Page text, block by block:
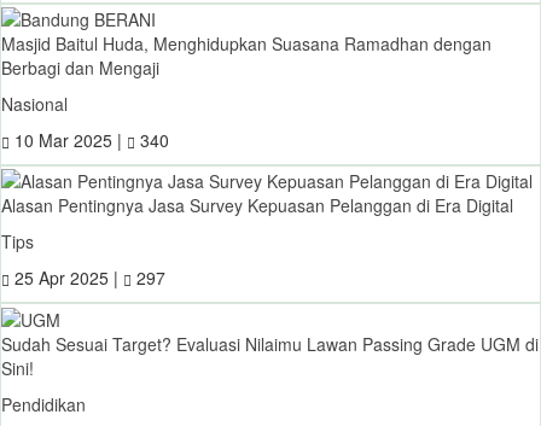
Masjid Baitul Huda, Menghidupkan Suasana Ramadhan dengan
Berbagi dan Mengaji
Nasional
10 Mar 2025 |
340
Alasan Pentingnya Jasa Survey Kepuasan Pelanggan di Era Digital
Tips
25 Apr 2025 |
297
Sudah Sesuai Target? Evaluasi Nilaimu Lawan Passing Grade UGM di
Sini!
Pendidikan